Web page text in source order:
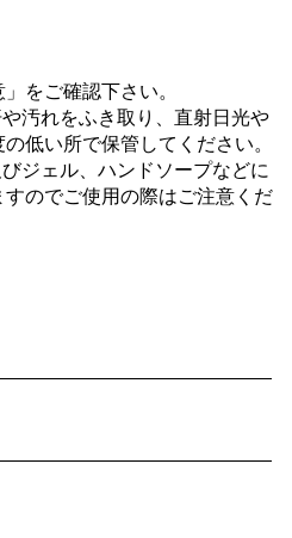
をご確認下さい。
汚れをふき取り、直射日光や
低い所で保管してください。
ジェル、ハンドソープなどに
のでご使用の際はご注意くだ